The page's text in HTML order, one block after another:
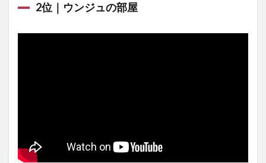
2位｜ウンジュの部屋